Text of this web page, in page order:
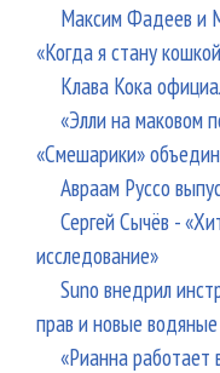
Максим Фадеев и
«Когда я стану
Клава Кока
«Элли на маковом
«Смешарики»
Авраам Руссо
Сергей Сычёв -
исследование»
Suno внедрил
прав и новые
«Рианна работает